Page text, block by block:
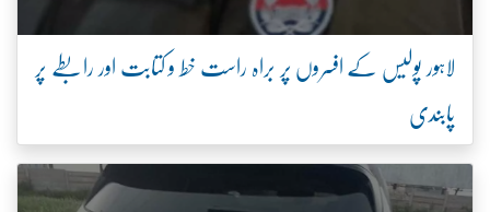
لاہور پولیس کے افسروں پر براہ راست خط و کتابت اور رابطے پر
پابندی